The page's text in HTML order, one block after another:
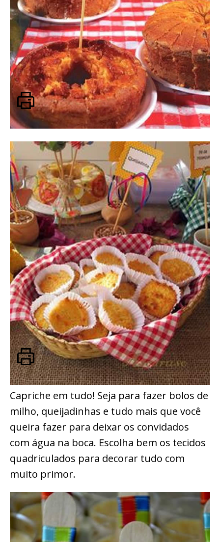
Capriche em tudo! Seja para fazer bolos de
milho, queijadinhas e tudo mais que você
queira fazer para deixar os convidados
com água na boca. Escolha bem os tecidos
quadriculados para decorar tudo com
muito primor.